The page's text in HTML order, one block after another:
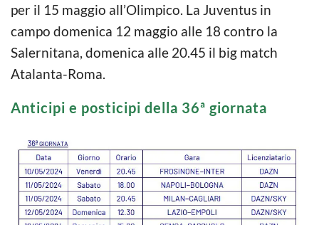
per il 15 maggio all’Olimpico. La Juventus in
campo domenica 12 maggio alle 18 contro la
Salernitana, domenica alle 20.45 il big match
Atalanta-Roma.
Anticipi e posticipi della 36ª giornata